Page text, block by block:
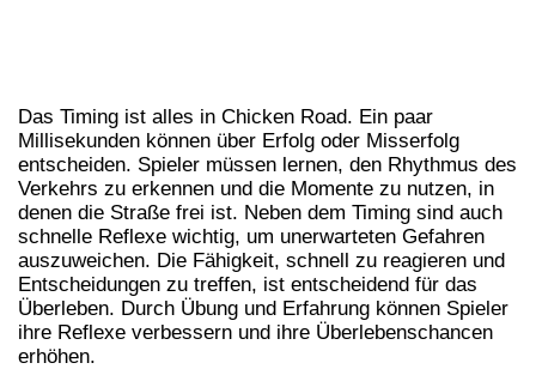
Das Timing ist alles in Chicken Road. Ein paar
Millisekunden können über Erfolg oder Misserfolg
entscheiden. Spieler müssen lernen, den Rhythmus des
Verkehrs zu erkennen und die Momente zu nutzen, in
denen die Straße frei ist. Neben dem Timing sind auch
schnelle Reflexe wichtig, um unerwarteten Gefahren
auszuweichen. Die Fähigkeit, schnell zu reagieren und
Entscheidungen zu treffen, ist entscheidend für das
Überleben. Durch Übung und Erfahrung können Spieler
ihre Reflexe verbessern und ihre Überlebenschancen
erhöhen.